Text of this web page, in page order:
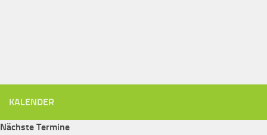
KALENDER
Nächste Termine